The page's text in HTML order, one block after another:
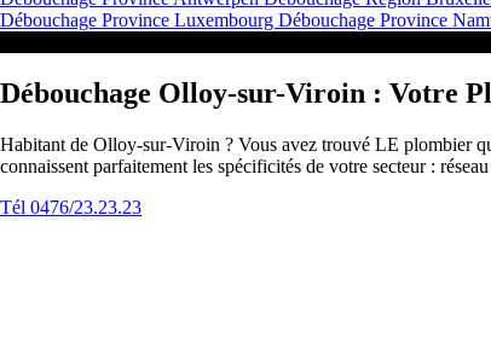
Débouchage Province Luxembourg Débouchage Province
Débouchage Olloy-sur-Viroin : Votre
Habitant de Olloy-sur-Viroin ? Vous avez trouvé LE plombier
connaissent parfaitement les spécificités de votre secteur :
Tél 0476/23.23.23